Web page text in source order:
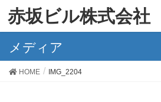
赤坂ビル株式会社
メディア
HOME IMG_2204